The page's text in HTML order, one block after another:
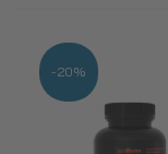
-20%